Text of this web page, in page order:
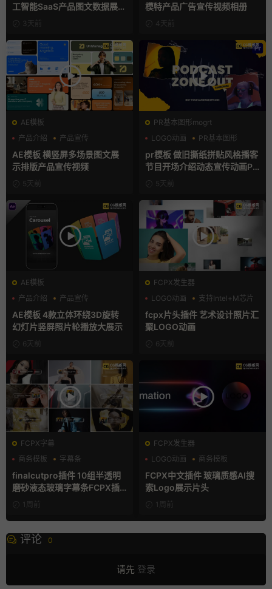
工智能SaaS产品图文数据展示
宣传视频AE模板
3天前
模特产品广告宣传视频相册
4天前
AE模板
产品介绍
产品宣传
产品展示
AE模板 横竖屏多场景图文展
示排版产品宣传视频
5天前
PR基本图形mogrt
LOGO动画
PR基本图形
复古风
pr模板 做旧撕纸拼贴风格播客
节目开场介绍动态宣传动画PR
模版5天前
AE模板
产品介绍
产品宣传
产品展示
AE模板 4款立体环绕3D旋转
幻灯片竖屏照片轮播放大展示
6天前
FCPX发生器
LOGO动画
支持Intel+M芯片
汇聚
fcpx片头插件 艺术设计照片汇
聚LOGO动画
6天前
FCPX字幕
商务模板
字幕条
finalcutpro插件 10组半透明
磨砂液态玻璃字幕条FCPX插
1周前
FCPX发生器
LOGO动画
商务模板
支持Intel+M芯片
FCPX中文插件 玻璃质感AI搜
索Logo展示片头
1周前
评论 0
请先 登录